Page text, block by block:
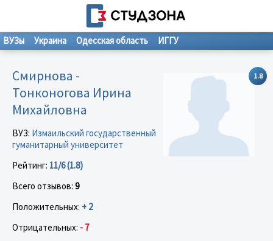
ВУЗы Украина Одесская область ИГГУ
1.8
Смирнова -
Тонконогова Ирина
Михайловна
ВУЗ: Измаильский государственный
гуманитарный университет
Рейтинг: 11/6 (1.8)
Всего отзывов: 9
Положительных: + 2
Отрицательных: - 7